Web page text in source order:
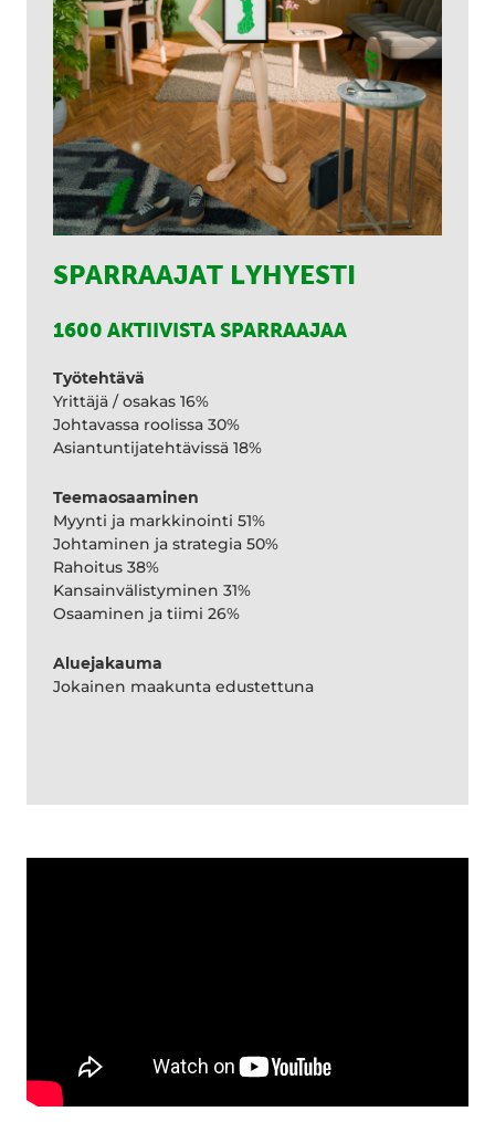
SPARRAAJAT LYHYESTI
1600 AKTIIVISTA SPARRAAJAA
Työtehtävä
Yrittäjä / osakas 16%
Johtavassa roolissa 30%
Asiantuntijatehtävissä 18%
Teemaosaaminen
Myynti ja markkinointi 51%
Johtaminen ja strategia 50%
Rahoitus 38%
Kansainvälistyminen 31%
Osaaminen ja tiimi 26%
Aluejakauma
Jokainen maakunta edustettuna